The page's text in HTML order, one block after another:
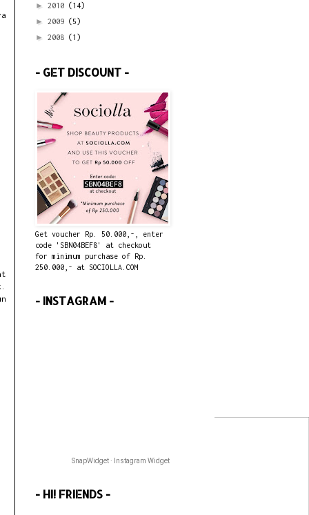
► 2010 (14)
► 2009 (5)
► 2008 (1)
- GET DISCOUNT -
Get voucher Rp. 50.000,-, enter
code 'SBN04BEF8' at checkout
for minimum purchase of Rp.
250.000,- at SOCIOLLA.COM
- INSTAGRAM -
SnapWidget · Instagram Widget
- HI! FRIENDS -